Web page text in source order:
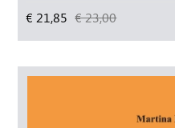
€ 21,85 € 23,00